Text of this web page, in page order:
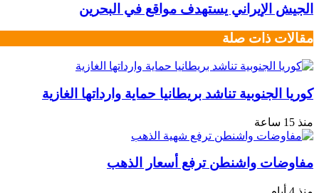
الجيش الإيراني يستهدف مواقع في البحرين
مقالات ذات صلة
كوريا الجنوبية تناشد بريطانيا حماية وارداتها الغازية
منذ 15 ساعة
مفاوضات واشنطن ترفع أسعار الذهب